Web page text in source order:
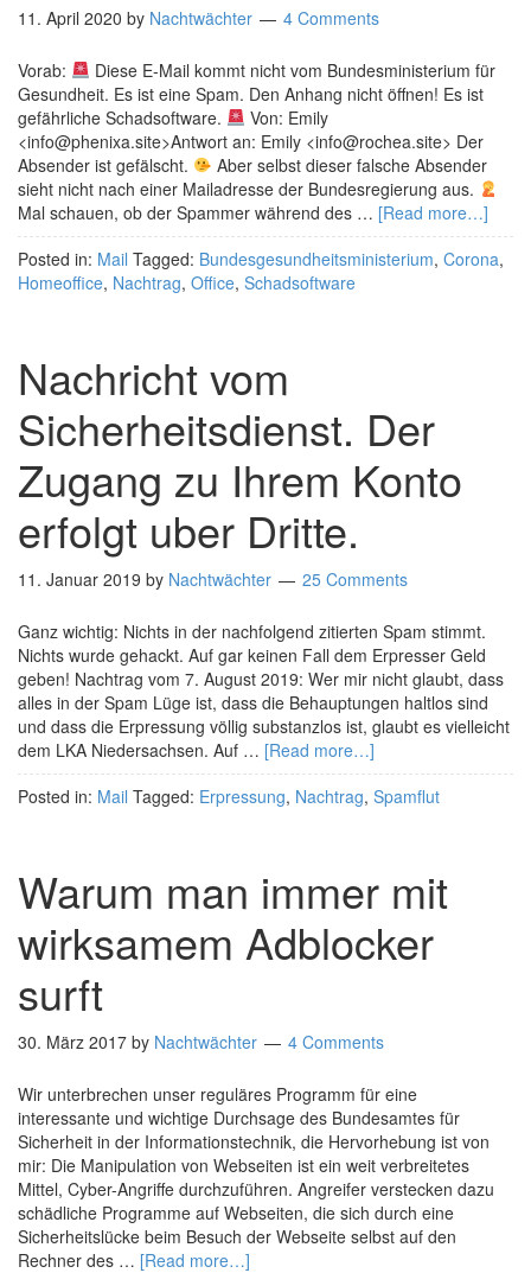
11. April 2020 by Nachtwächter 4 Comments
Vorab:
Diese E-Mail kommt nicht vom Bundesministerium für
Gesundheit. Es ist eine Spam. Den Anhang nicht öffnen! Es ist
gefährliche Schadsoftware.
Von: Emily
<info@phenixa.site>Antwort an: Emily <info@rochea.site> Der
Absender ist gefälscht.
Aber selbst dieser falsche Absender
sieht nicht nach einer Mailadresse der Bundesregierung aus.
Mal schauen, ob der Spammer während des … [Read more…]
Posted in: Mail Tagged: Bundesgesundheitsministerium, Corona,
Homeoffice, Nachtrag, Office, Schadsoftware
Nachricht vom
Sicherheitsdienst. Der
Zugang zu Ihrem Konto
erfolgt uber Dritte.
11. Januar 2019 by Nachtwächter 25 Comments
Ganz wichtig: Nichts in der nachfolgend zitierten Spam stimmt.
Nichts wurde gehackt. Auf gar keinen Fall dem Erpresser Geld
geben! Nachtrag vom 7. August 2019: Wer mir nicht glaubt, dass
alles in der Spam Lüge ist, dass die Behauptungen haltlos sind
und dass die Erpressung völlig substanzlos ist, glaubt es vielleicht
dem LKA Niedersachsen. Auf … [Read more…]
Posted in: Mail Tagged: Erpressung, Nachtrag, Spamflut
Warum man immer mit
wirksamem Adblocker
surft
30. März 2017 by Nachtwächter 4 Comments
Wir unterbrechen unser reguläres Programm für eine
interessante und wichtige Durchsage des Bundesamtes für
Sicherheit in der Informationstechnik, die Hervorhebung ist von
mir: Die Manipulation von Webseiten ist ein weit verbreitetes
Mittel, Cyber-Angriffe durchzuführen. Angreifer verstecken dazu
schädliche Programme auf Webseiten, die sich durch eine
Sicherheitslücke beim Besuch der Webseite selbst auf den
Rechner des … [Read more…]